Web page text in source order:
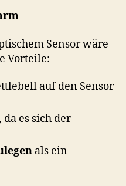
Sensor wäre
Vorteile:
auf den Sensor
es sich der
als ein